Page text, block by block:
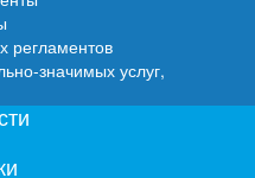
регламентов
значимых услуг,